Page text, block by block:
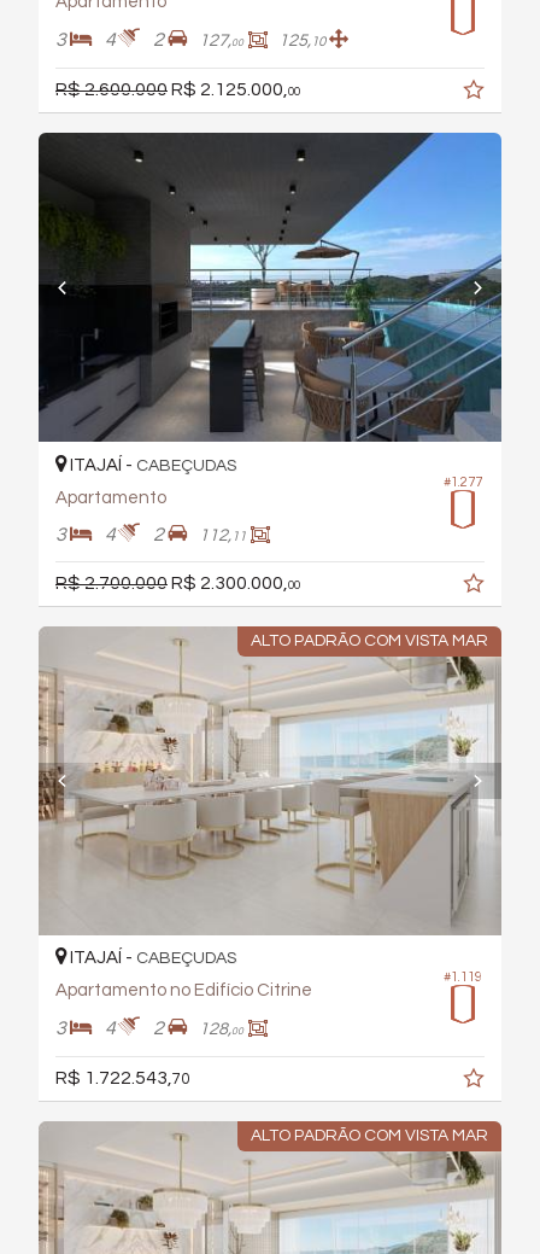
3 4 2 127,00 125, 10
R$ 2.600.000R$ 2.125.000,00
#1.277
ITAJAÍ - CABEÇUDAS
Apartamento
3 4 2 112, 11
R$ 2.700.000R$ 2.300.000, 00
ALTO PADRÃO COM VISTA MAR
#1.119
ITAJAÍ - CABEÇUDAS
Apartamento no Edifício Citrine
3 4 2 128,00
R$ 1.722.543, 70
ALTO PADRÃO COM VISTA MAR